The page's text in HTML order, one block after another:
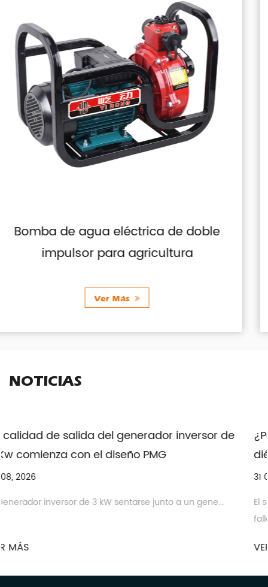
Motor de gasolina con
manual de bajo ruido
NOTICIAS
de
a un gene...
¿Por qué se sobrecalienta una bomba
diésel industrial?
El sobrecalentamiento sigue siendo uno de los